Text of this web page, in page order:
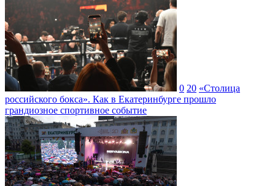
0 20 «Столица
российского бокса». Как в Екатеринбурге прошло
грандиозное спортивное событие